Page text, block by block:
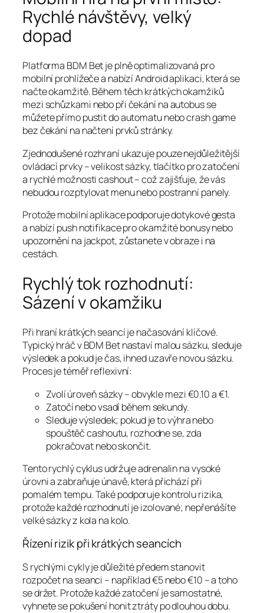
Rychlé návštěvy, velký
dopad
Platforma BDM Bet je plně optimalizovaná pro
mobilní prohlížeče a nabízí Android aplikaci, která se
načte okamžitě. Během těch krátkých okamžiků
mezi schůzkami nebo při čekání na autobus se
můžete přímo pustit do automatu nebo crash game
bez čekání na načtení prvků stránky.
Zjednodušené rozhraní ukazuje pouze nejdůležitější
ovládací prvky – velikost sázky, tlačítko pro zatočení
a rychlé možnosti cashout – což zajišťuje, že vás
nebudou rozptylovat menu nebo postranní panely.
Protože mobilní aplikace podporuje dotykové gesta
a nabízí push notifikace pro okamžité bonusy nebo
upozornění na jackpot, zůstanete v obraze i na
cestách.
Rychlý tok rozhodnutí:
Sázení v okamžiku
Při hraní krátkých seancí je načasování klíčové.
Typický hráč v BDM Bet nastaví malou sázku, sleduje
výsledek a pokud je čas, ihned uzavře novou sázku.
Proces je téměř reflexivní:
Zvolí úroveň sázky – obvykle mezi €0.10 a €1.
Zatočí nebo vsadí během sekundy.
Sleduje výsledek; pokud je to výhra nebo
spouštěč cashoutu, rozhodne se, zda
pokračovat nebo skončit.
Tento rychlý cyklus udržuje adrenalin na vysoké
úrovni a zabraňuje únavě, která přichází při
pomalém tempu. Také podporuje kontrolu rizika,
protože každé rozhodnutí je izolované; nepřenášíte
velké sázky z kola na kolo.
Řízení rizik při krátkých seancích
S rychlými cykly je důležité předem stanovit
rozpočet na seanci – například €5 nebo €10 – a toho
se držet. Protože každé zatočení je samostatné,
vyhnete se pokušení honit ztráty po dlouhou dobu.